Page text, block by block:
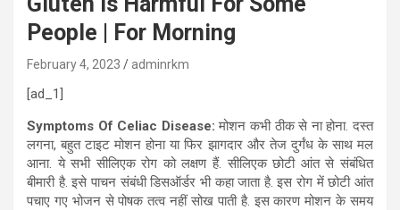
People | For Morning
February 4, 2023 adminrkm
[ad_1]
Symptoms Of Celiac Disease: मोशन कभी ठीक से ना होना. दस्त
लगना, बहुत टाइट मोशन होना या फिर झागदार और तेज दुर्गंध के साथ मल
आना. ये सभी सीलिएक रोग को लक्षण हैं. सीलिएक छोटी आंत से संबंधित
बीमारी है. इसे पाचन संबंधी डिसऑर्डर भी कहा जाता है. इस रोग में छोटी आंत
पचाए गए भोजन से पोषक तत्व नहीं सोख पाती है. इस कारण मोशन के समय